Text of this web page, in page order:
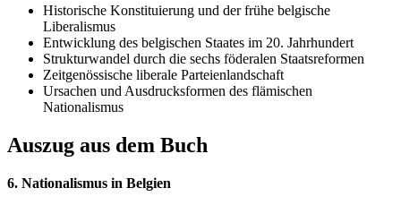
Historische Konstituierung und der frühe belgische
Liberalismus
Entwicklung des belgischen Staates im 20. Jahrhundert
Strukturwandel durch die sechs föderalen Staatsreformen
Zeitgenössische liberale Parteienlandschaft
Ursachen und Ausdrucksformen des flämischen
Nationalismus
Auszug aus dem Buch
6. Nationalismus in Belgien